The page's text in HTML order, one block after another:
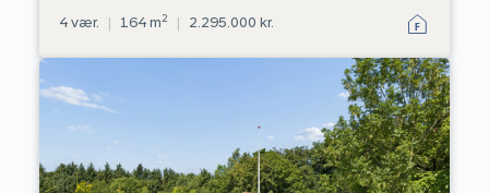
4 vær. | 164 m2 | 2.295.000 kr.
Nørretoft
6300
Gråsten